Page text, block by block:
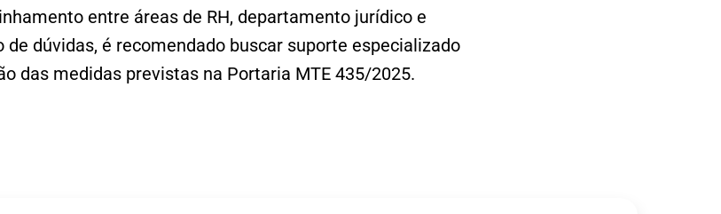
entre áreas de RH, departamento jurídico e
dúvidas, é recomendado buscar suporte especializado
das medidas previstas na Portaria MTE 435/2025.